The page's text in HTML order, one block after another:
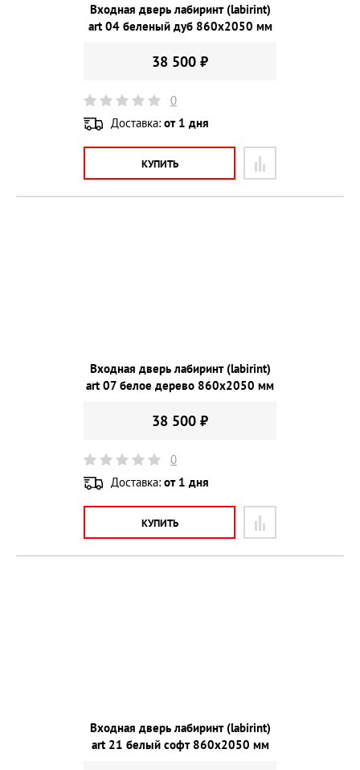
Входная дверь лабиринт (labirint)
art 04 беленый дуб 860х2050 мм
38 500 ₽
0
Доставка: от 1 дня
КУПИТЬ
Входная дверь лабиринт (labirint)
art 07 белое дерево 860х2050 мм
38 500 ₽
0
Доставка: от 1 дня
КУПИТЬ
Входная дверь лабиринт (labirint)
art 21 белый софт 860х2050 мм